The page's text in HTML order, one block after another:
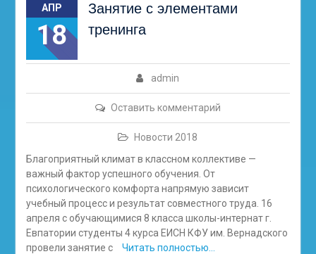
АПР
18
Занятие с элементами
тренинга
admin
Оставить комментарий
Новости 2018
Благоприятный климат в классном коллективе —
важный фактор успешного обучения. От
психологического комфорта напрямую зависит
учебный процесс и результат совместного труда. 16
апреля с обучающимися 8 класса школы-интернат г.
Евпатории студенты 4 курса ЕИСН КФУ им. Вернадского
провели занятие с
Читать полностью…